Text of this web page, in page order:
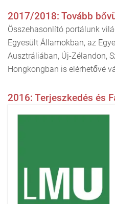
2017/2018: Tovább
Összehasonlító portálunk
Egyesült Államokban, az
Ausztráliában, Új-Zélandon,
Hongkongban is elérhetővé
2016: Terjeszkedés és